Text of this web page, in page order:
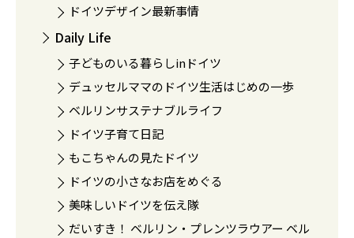
ドイツデザイン最新事情
Daily Life
子どものいる暮らしinドイツ
デュッセルママのドイツ生活はじめの一歩
ベルリンサステナブルライフ
ドイツ子育て日記
もこちゃんの見たドイツ
ドイツの小さなお店をめぐる
美味しいドイツを伝え隊
だいすき！ ベルリン・プレンツラウアー ベル